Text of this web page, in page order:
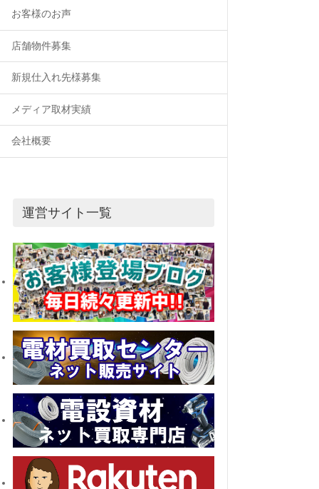
お客様のお声
店舗物件募集
新規仕入れ先様募集
メディア取材実績
会社概要
運営サイト一覧